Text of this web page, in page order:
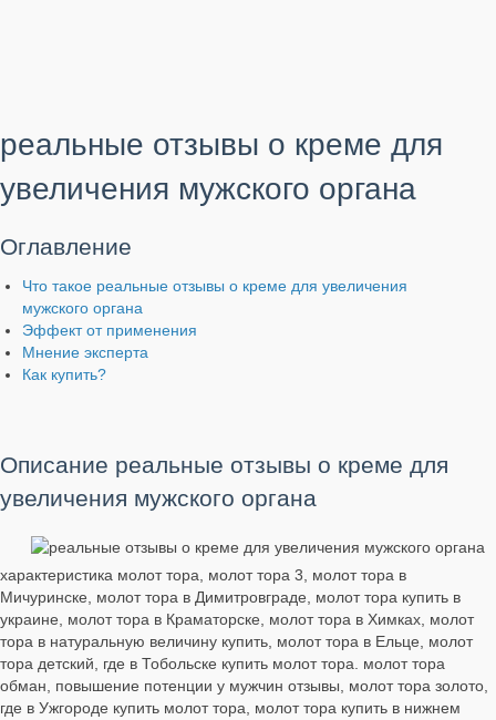
реальные отзывы о креме для
увеличения мужского органа
Оглавление
Что такое реальные отзывы о креме для увеличения
мужского органа
Эффект от применения
Мнение эксперта
Как купить?
Описание реальные отзывы о креме для
увеличения мужского органа
характеристика молот тора, молот тора 3, молот тора в
Мичуринске, молот тора в Димитровграде, молот тора купить в
украине, молот тора в Краматорске, молот тора в Химках, молот
тора в натуральную величину купить, молот тора в Ельце, молот
тора детский, где в Тобольске купить молот тора. молот тора
обман, повышение потенции у мужчин отзывы, молот тора золото,
где в Ужгороде купить молот тора, молот тора купить в нижнем